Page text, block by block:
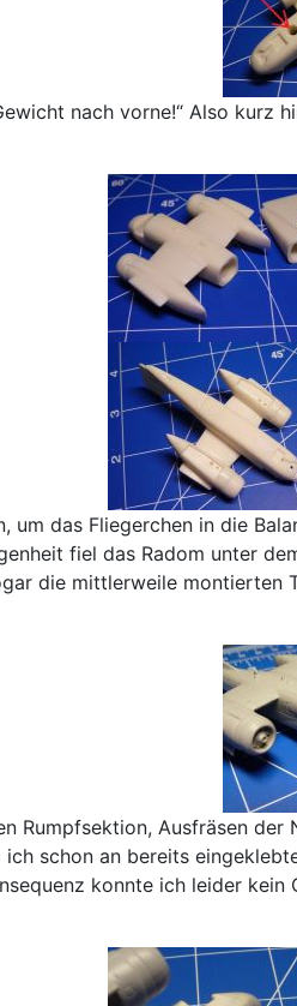
nach vorne!“ Also
um das Fliegerchen in die
fiel das Radom unter
die mittlerweile
Rumpfsektion, Ausfräsen
schon an bereits
konnte ich leider